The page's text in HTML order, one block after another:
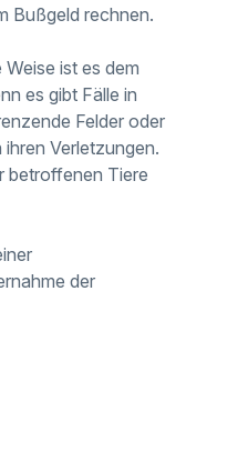
Bußgeld rechnen.
ist es dem
es gibt Fälle in
Felder oder
Verletzungen.
betroffenen Tiere
der